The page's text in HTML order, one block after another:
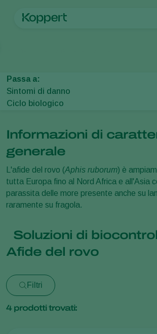
Controllo delle malattie
Impollinazione
Salute delle piante
Monitoraggio
Disinfettante, Pulizia & Igiene
Ombreggianti e Diffusi
Ortaggi in coltura protetta
Piante ornamentali
Frutta
Seminativi
Parassiti e malattie
Parassiti delle piante
Malattie delle piante
Informazioni su Koppert
Informazioni su Koppert
Lavora per Koppert
Contatti
Cerca
Passa a:
Sintomi di danno
Ciclo biologico
Informazioni di
generale
L'afide del rovo (Aphis ruborum) è
tutta Europa fino al Nord Africa e all'Asia
parassita delle more presente anche su
raramente su fragola.
Soluzioni di
Afide del rovo
Filtri
4prodotti trovati: